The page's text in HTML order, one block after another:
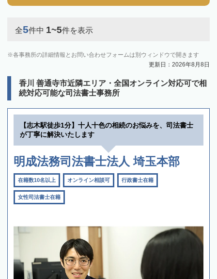
全5件中 1~5件を表示
各事務所の詳細情報とお問い合わせフォームは別ウィンドウで開きます
更新日：2026年8月8日
香川 善通寺市近隣エリア・全国オンライン対応可で相
続対応可能な司法書士事務所
【志木駅徒歩1分】十人十色の相続のお悩みを、司法書士
が丁寧に解決いたします
明成法務司法書士法人 埼玉本部
在籍数10名以上 オンライン相談可 行政書士在籍
女性司法書士在籍